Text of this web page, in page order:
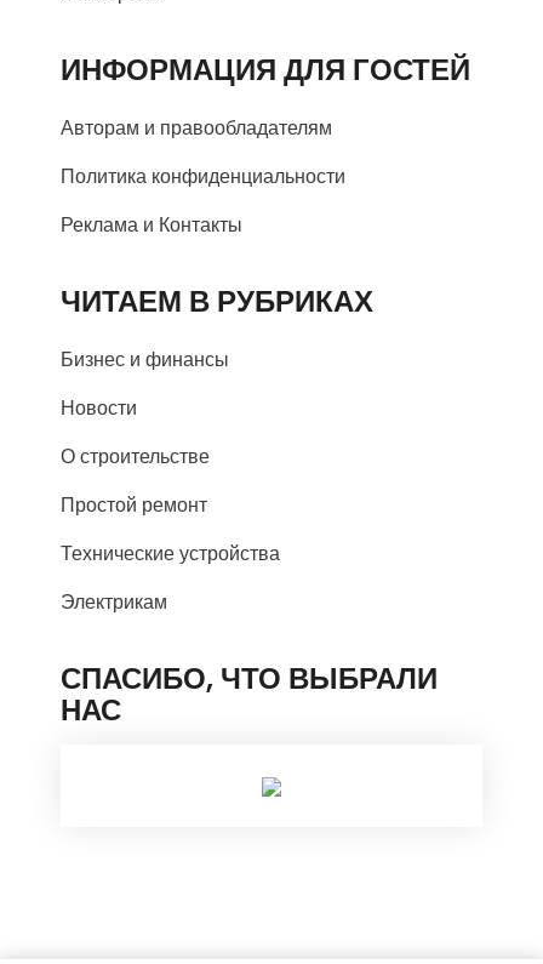
ИНФОРМАЦИЯ ДЛЯ ГОСТЕЙ
Авторам и правообладателям
Политика конфиденциальности
Реклама и Контакты
ЧИТАЕМ В РУБРИКАХ
Бизнес и финансы
Новости
О строительстве
Простой ремонт
Технические устройства
Электрикам
СПАСИБО, ЧТО ВЫБРАЛИ
НАС